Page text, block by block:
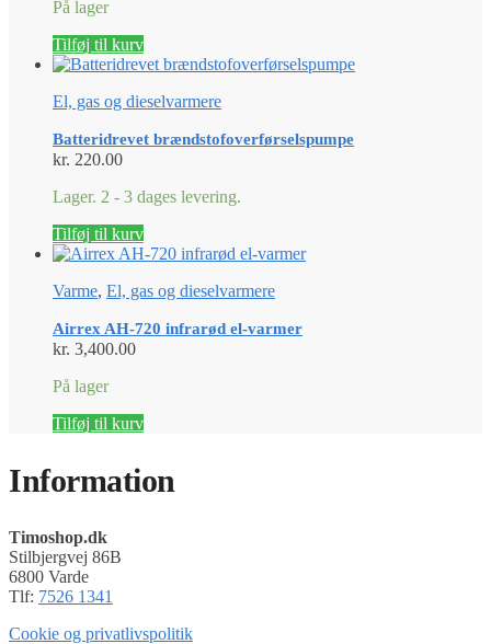
På lager
Tilføj til kurv
El, gas og dieselvarmere
Batteridrevet brændstofoverførselspumpe
kr. 220.00
Lager. 2 - 3 dages levering.
Tilføj til kurv
Varme, El, gas og dieselvarmere
Airrex AH-720 infrarød el-varmer
kr. 3,400.00
På lager
Tilføj til kurv
Information
Timoshop.dk
Stilbjergvej 86B
6800 Varde
Tlf: 7526 1341
Cookie og privatlivspolitik